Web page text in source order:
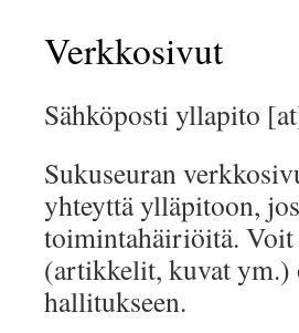
Verkkosivut
Sähköposti yllapito
Sukuseuran
yhteyttä ylläpitoon,
toimintahäiriöitä.
(artikkelit, kuvat ym.)
hallitukseen.